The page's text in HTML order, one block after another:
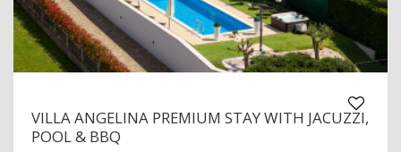
VILLA ANGELINA PREMIUM STAY WITH JACUZZI,
POOL & BBQ